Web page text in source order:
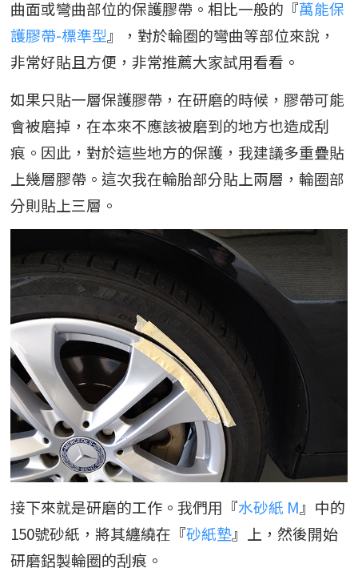
曲面或彎曲部位的保護膠帶。相比一般的『萬能保
護膠帶-標準型』，對於輪圈的彎曲等部位來說，
非常好貼且方便，非常推薦大家試用看看。
如果只貼一層保護膠帶，在研磨的時候，膠帶可能
會被磨掉，在本來不應該被磨到的地方也造成刮
痕。因此，對於這些地方的保護，我建議多重疊貼
上幾層膠帶。這次我在輪胎部分貼上兩層，輪圈部
分則貼上三層。
接下來就是研磨的工作。我們用『水砂紙 M』中的
150號砂紙，將其纏繞在『砂紙墊』上，然後開始
研磨鋁製輪圈的刮痕。